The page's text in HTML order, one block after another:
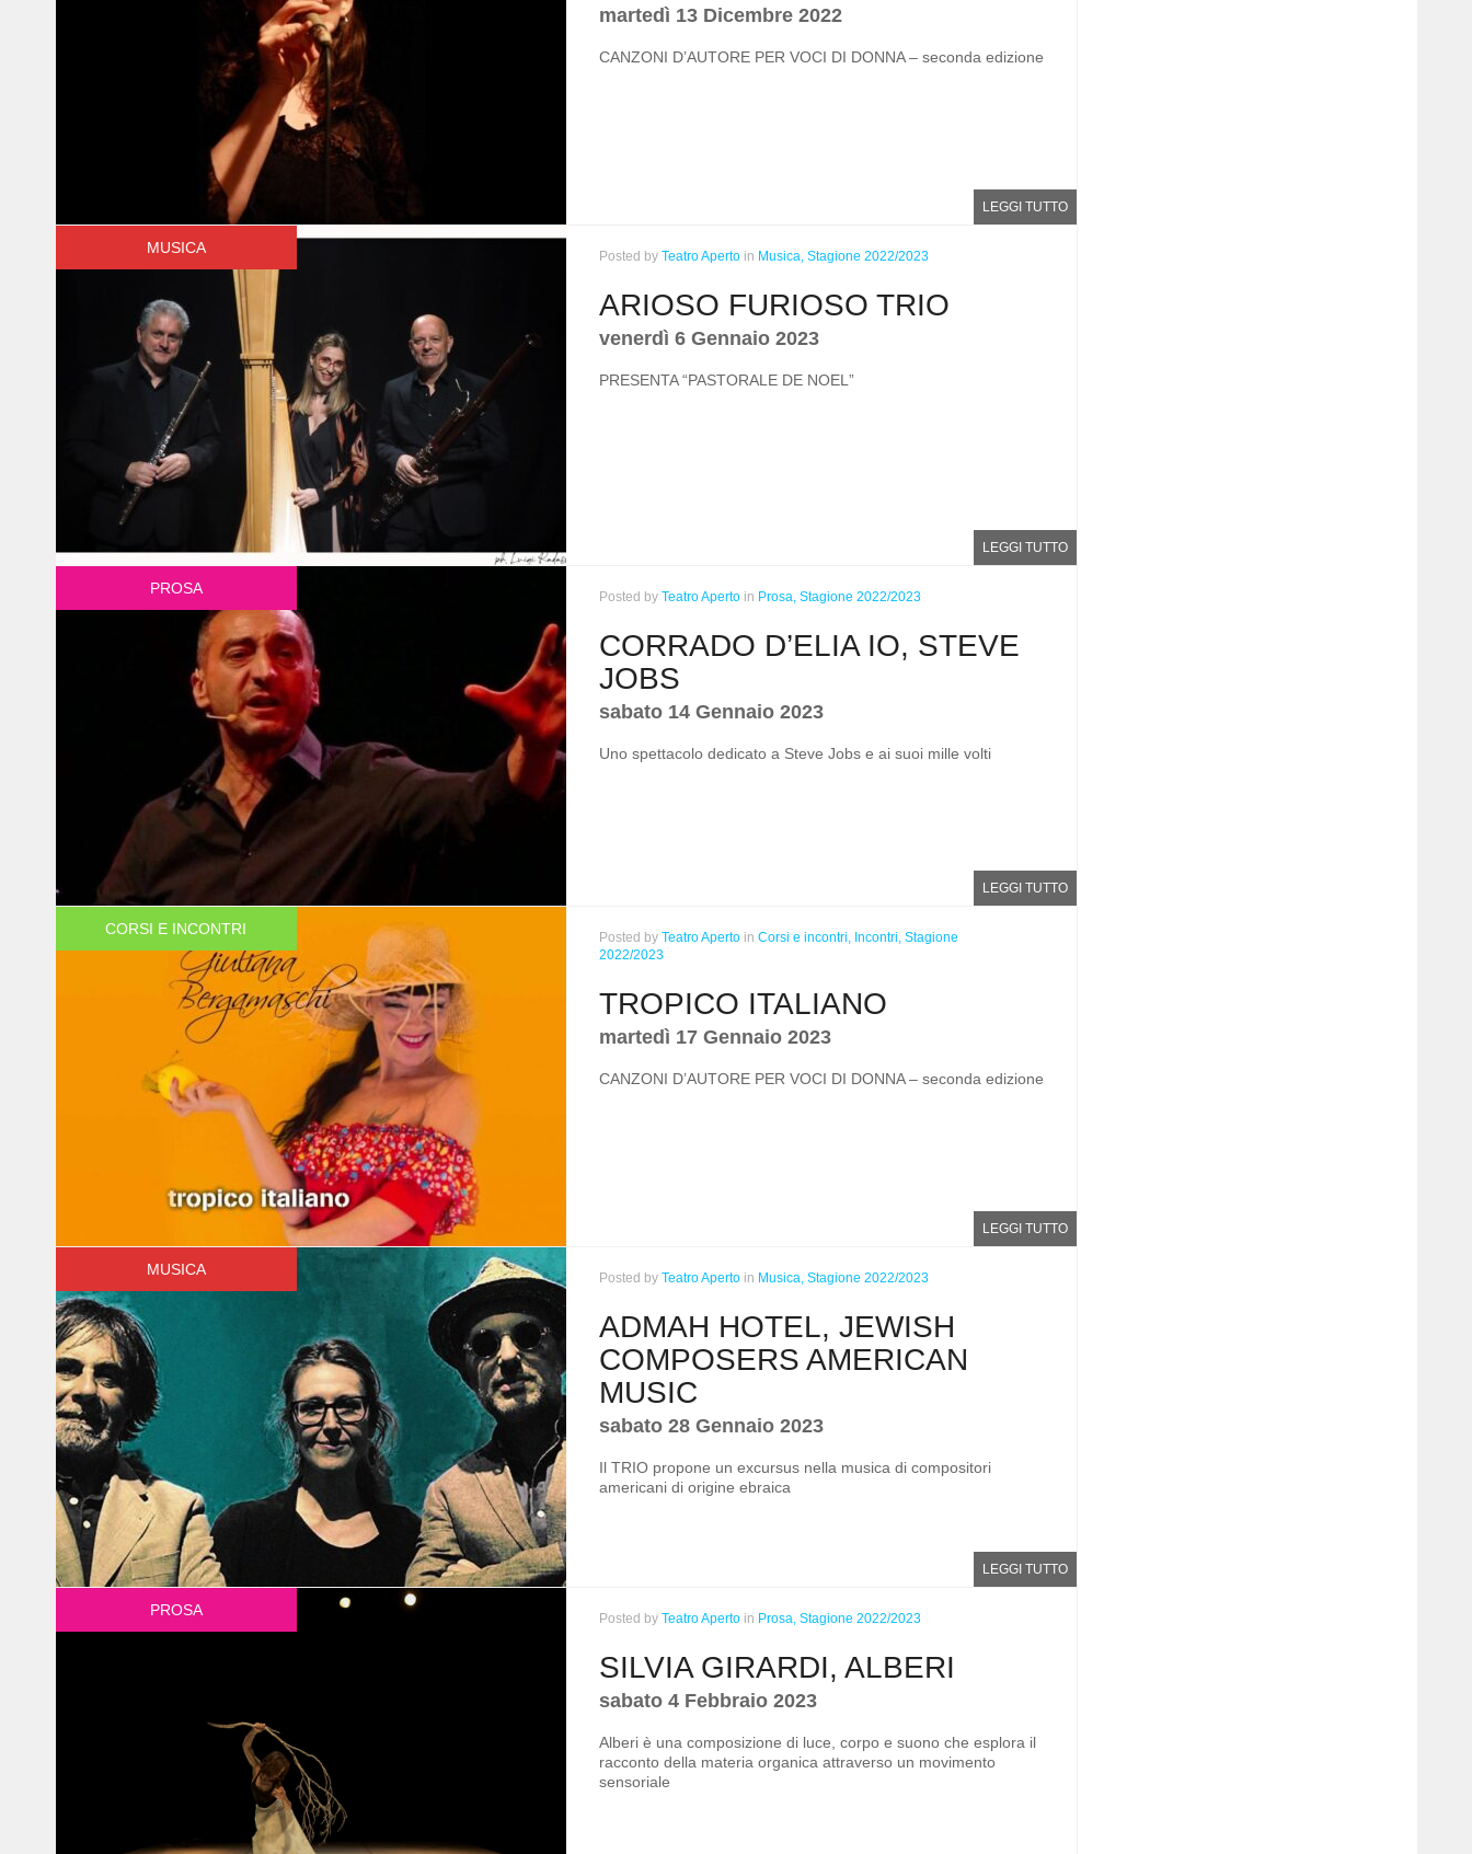
martedì 13 Dicembre 2022
CANZONI D’AUTORE PER VOCI DI DONNA – seconda edizione
LEGGI TUTTO
MUSICA Posted by Teatro Aperto in Musica, Stagione 2022/2023
ARIOSO FURIOSO TRIO
venerdì 6 Gennaio 2023
PRESENTA “PASTORALE DE NOEL”
LEGGI TUTTO
PROSA Posted by Teatro Aperto in Prosa, Stagione 2022/2023
CORRADO D’ELIA IO, STEVE
JOBS
sabato 14 Gennaio 2023
Uno spettacolo dedicato a Steve Jobs e ai suoi mille volti
LEGGI TUTTO
CORSI E INCONTRI Posted by Teatro Aperto in Corsi e incontri, Incontri, Stagione
2022/2023
TROPICO ITALIANO
martedì 17 Gennaio 2023
CANZONI D’AUTORE PER VOCI DI DONNA – seconda edizione
LEGGI TUTTO
MUSICA Posted by Teatro Aperto in Musica, Stagione 2022/2023
ADMAH HOTEL, JEWISH
COMPOSERS AMERICAN
MUSIC
sabato 28 Gennaio 2023
Il TRIO propone un excursus nella musica di compositori
americani di origine ebraica
LEGGI TUTTO
PROSA Posted by Teatro Aperto in Prosa, Stagione 2022/2023
SILVIA GIRARDI, ALBERI
sabato 4 Febbraio 2023
Alberi è una composizione di luce, corpo e suono che esplora il
racconto della materia organica attraverso un movimento
sensoriale